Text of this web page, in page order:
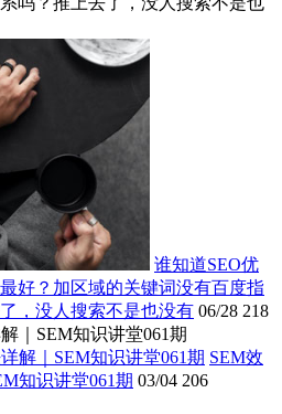
谁知道SEO优
好？加区域的关键词没有百度指
，没人搜索不是也没有 06/28 218
｜SEM知识讲堂061期
SEM效
知识讲堂061期 03/04 206